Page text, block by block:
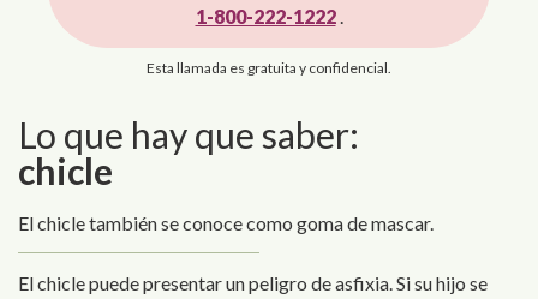
1-800-222-1222
Esta llamada es gratuita y confidencial.
Lo que hay que saber:
chicle
El chicle también se conoce como goma de mascar.
El chicle puede presentar un peligro de asfixia. Si su hijo se